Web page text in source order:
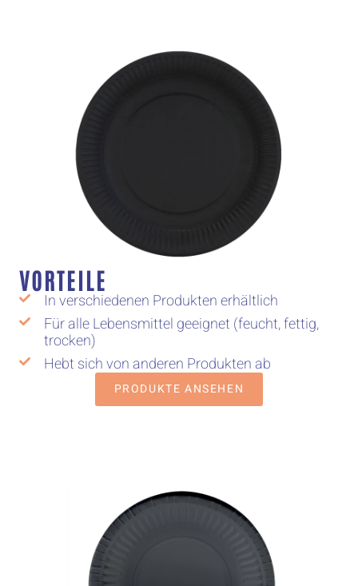
VORTEILE
In verschiedenen Produkten erhältlich
Für alle Lebensmittel geeignet (feucht, fettig,
trocken)
Hebt sich von anderen Produkten ab
PRODUKTE ANSEHEN